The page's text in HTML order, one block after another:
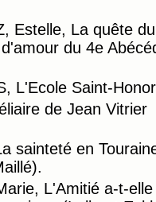
Estelle, La quête
du 4e
L'Ecole Saint-
de Jean Vitrier
sainteté en
L'Amitié a-t-